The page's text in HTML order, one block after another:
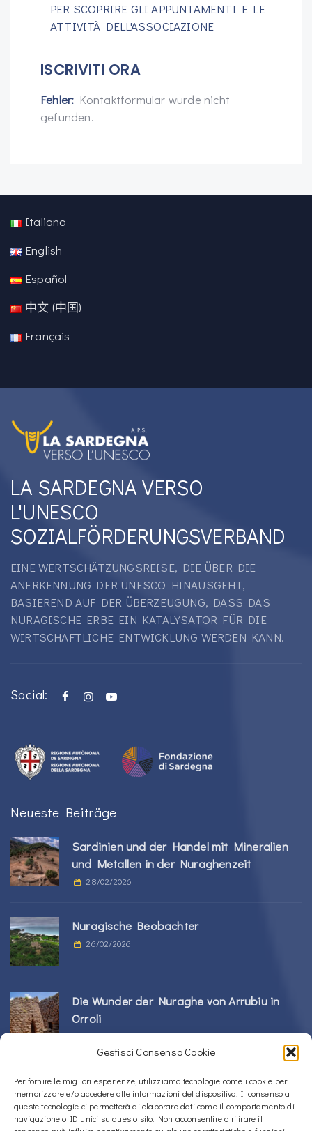
Gestisci Consenso Cookie
Per fornire le migliori esperienze, utilizziamo tecnologie come i cookie per
memorizzare e/o accedere alle informazioni del dispositivo. Il consenso a
queste tecnologie ci permetterà di elaborare dati come il comportamento di
navigazione o ID unici su questo sito. Non acconsentire o ritirare il
PER SCOPRIRE GLI APPUNTAMENTI E LE
ATTIVITÀ DELL'ASSOCIAZIONE
ISCRIVITI ORA
Fehler: Kontaktformular wurde nicht
gefunden.
Italiano
English
Español
中文 (中国)
Français
LA SARDEGNA VERSO
L'UNESCO
SOZIALFÖRDERUNGSVERBAND
EINE WERTSCHÄTZUNGSREISE, DIE ÜBER DIE
ANERKENNUNG DER UNESCO HINAUSGEHT,
BASIEREND AUF DER ÜBERZEUGUNG, DASS DAS
NURAGISCHE ERBE EIN KATALYSATOR FÜR DIE
WIRTSCHAFTLICHE ENTWICKLUNG WERDEN KANN.
Social:
Neueste Beiträge
Sardinien und der Handel mit Mineralien
und Metallen in der Nuraghenzeit
28/02/2026
Nuragische Beobachter
26/02/2026
Die Wunder der Nuraghe von Arrubiu in
Orroli
24/02/2026
Sos Nurattolos Nuragic-Komplex in Alà dei
Sardi
23/02/2026